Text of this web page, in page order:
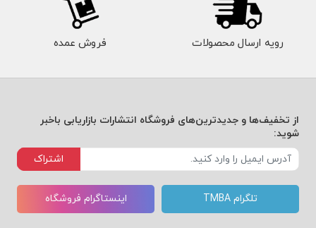
رویه ارسال محصولات فروش عمده
از تخفیف‌ها و جدیدترین‌های فروشگاه انتشارات بازاریابی باخبر
شوید:
اشتراک
تلگرام TMBA اینستاگرام فروشگاه